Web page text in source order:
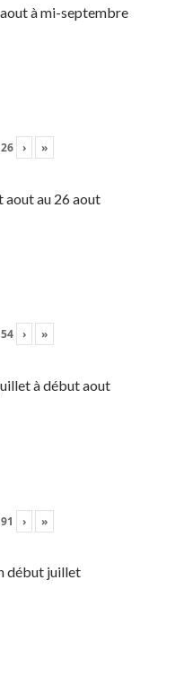
à mi-septembre
26 › »
aout au 26 aout
54 › »
à début aout
91 › »
début juillet